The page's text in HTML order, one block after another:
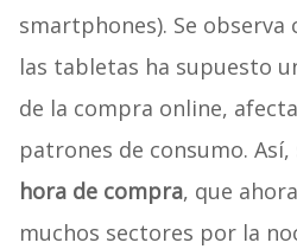
smartphones). Se
las tabletas ha supuesto
de la compra online,
patrones de consumo. Así,
hora de compra, que
muchos sectores por la